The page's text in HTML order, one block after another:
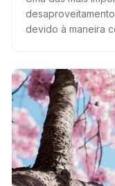
devido à maneira